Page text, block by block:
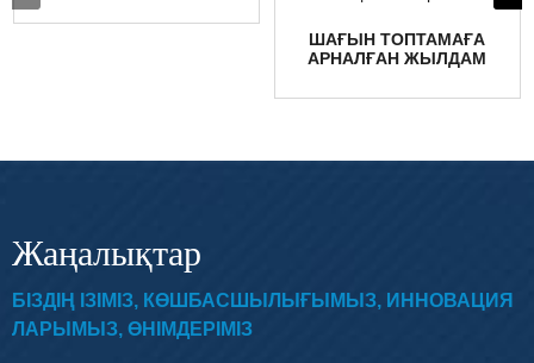
ШАҒЫН ТОПТАМАҒА
АРНАЛҒАН ЖЫЛДАМ
ҚЫЗМЕТТЕРІ ...
Жаңалықтар
БІЗДІҢ ІЗІМІЗ, КӨШБАСШЫЛЫҒЫМЫЗ, ИННОВАЦИЯ
ЛАРЫМЫЗ, ӨНІМДЕРІМІЗ